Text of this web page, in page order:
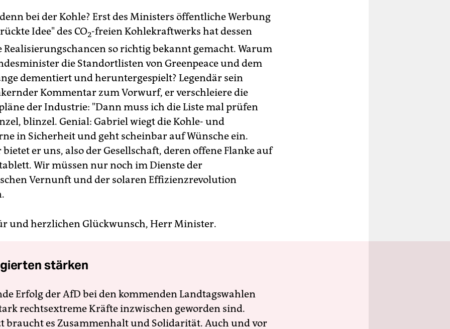
bei der Kohle? Erst des Ministers öffentliche Werbung
Idee" des CO2-freien Kohlekraftwerks hat dessen
Realisierungschancen so richtig bekannt gemacht. Warum
die Standortlisten von Greenpeace und dem
dementiert und heruntergespielt? Legendär sein
Kommentar zum Vorwurf, er verschleiere die
der Industrie: "Dann muss ich die Liste mal prüfen
blinzel. Genial: Gabriel wiegt die Kohle- und
in Sicherheit und geht scheinbar auf Wünsche ein.
er uns, also der Gesellschaft, deren offene Flanke auf
Wir müssen nur noch im Dienste der
Vernunft und der solaren Effizienzrevolution
und herzlichen Glückwunsch, Herr Minister.
stärken
Erfolg der AfD bei den kommenden Landtagswahlen
rechtsextreme Kräfte inzwischen geworden sind.
braucht es Zusammenhalt und Solidarität. Auch und vor